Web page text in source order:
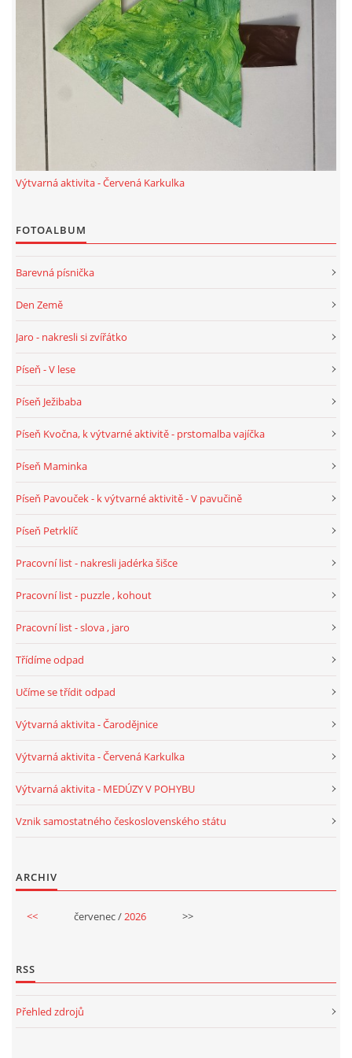
VZDĚLÁVACÍ BLOK ZÁŘÍ
VZDĚLÁVACÍ BLOK ŘÍJEN
VZDĚLÁVACÍ BLOK LISTOPAD
VZDĚLÁVACÍ BLOK PROSINEC
VZDĚLÁVACÍ BLOK ÚNOR
VZDĚLÁVACÍ BLOK DUBEN
VÝTVARNÉ POMŮCKY
VÝTVARNÉ AKTIVITY - LÉTO
VÝTVARNÉ AKTIVITY - ZIMA
CHARAKTERISTIKA ROČNÍCH OBDOBÍ
HÁDANKY K TÉMATU JARO, LÉTO, PODZIM,ZIMA
PÍSNĚ K TÉMATU JARO
POHYBOVÉ AKTIVITY NA TÉMA JARO
Výtvarná aktivita - Červená Karkulka
FOTOALBUM
Barevná písnička
Den Země
Jaro - nakresli si zvířátko
Píseň - V lese
Píseň Ježibaba
Píseň Kvočna, k výtvarné aktivitě - prstomalba vajíčka
Píseň Maminka
Píseň Pavouček - k výtvarné aktivitě - V pavučině
Píseň Petrklíč
Pracovní list - nakresli jadérka šišce
Pracovní list - puzzle , kohout
Pracovní list - slova , jaro
Třídíme odpad
Učíme se třídit odpad
Výtvarná aktivita - Čarodějnice
Výtvarná aktivita - Červená Karkulka
Výtvarná aktivita - MEDÚZY V POHYBU
Vznik samostatného československého státu
ARCHIV
<< červenec /2026 >>
RSS
Přehled zdrojů